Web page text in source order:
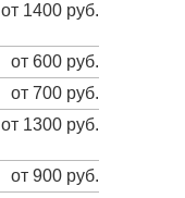
от 1400 руб.
от 600 руб.
от 700 руб.
от 1300 руб.
от 900 руб.